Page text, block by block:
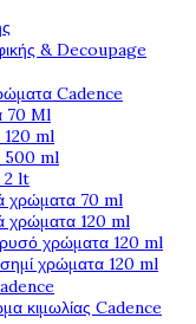
& Decoupage
Cadence
70 Ml
120 ml
500 ml
2 lt
χρώματα 70 ml
χρώματα 120 ml
χρώματα 120 ml
χρώματα 120 ml
κιμωλίας Cadence